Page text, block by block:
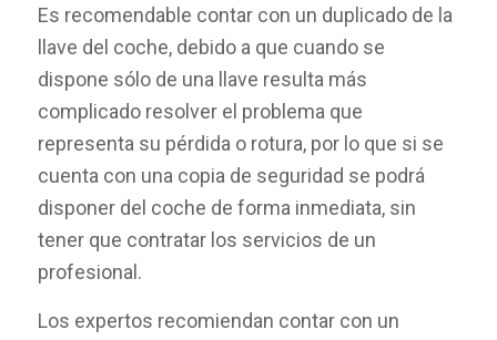
Es recomendable contar con un duplicado de la
llave del coche, debido a que cuando se
dispone sólo de una llave resulta más
complicado resolver el problema que
representa su pérdida o rotura, por lo que si se
cuenta con una copia de seguridad se podrá
disponer del coche de forma inmediata, sin
tener que contratar los servicios de un
profesional.
Los expertos recomiendan contar con un